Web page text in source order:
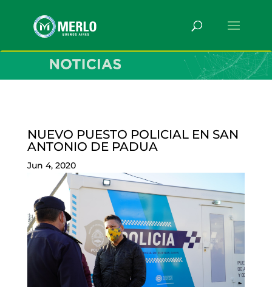
NUEVO PUESTO POLICIAL EN SAN
ANTONIO DE PADUA
Jun 4, 2020